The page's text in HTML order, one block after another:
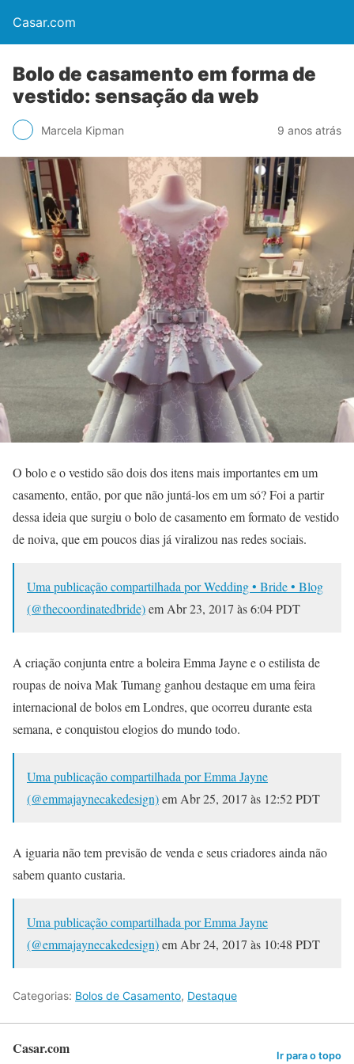
Casar.com
Bolo de casamento em forma de
vestido: sensação da web
Marcela Kipman 9 anos atrás
O bolo e o vestido são dois dos itens mais importantes em um
casamento, então, por que não juntá-los em um só? Foi a partir
dessa ideia que surgiu o bolo de casamento em formato de vestido
de noiva, que em poucos dias já viralizou nas redes sociais.
Uma publicação compartilhada por Wedding • Bride • Blog
(@thecoordinatedbride)em Abr 23, 2017 às 6:04 PDT
A criação conjunta entre a boleira Emma Jayne e o estilista de
roupas de noiva Mak Tumang ganhou destaque em uma feira
internacional de bolos em Londres, que ocorreu durante esta
semana, e conquistou elogios do mundo todo.
Uma publicação compartilhada por Emma Jayne
(@emmajaynecakedesign)em Abr 25, 2017 às 12:52 PDT
A iguaria não tem previsão de venda e seus criadores ainda não
sabem quanto custaria.
Uma publicação compartilhada por Emma Jayne
(@emmajaynecakedesign)em Abr 24, 2017 às 10:48 PDT
Categorias: Bolos de Casamento, Destaque
Casar.com Ir para o topo